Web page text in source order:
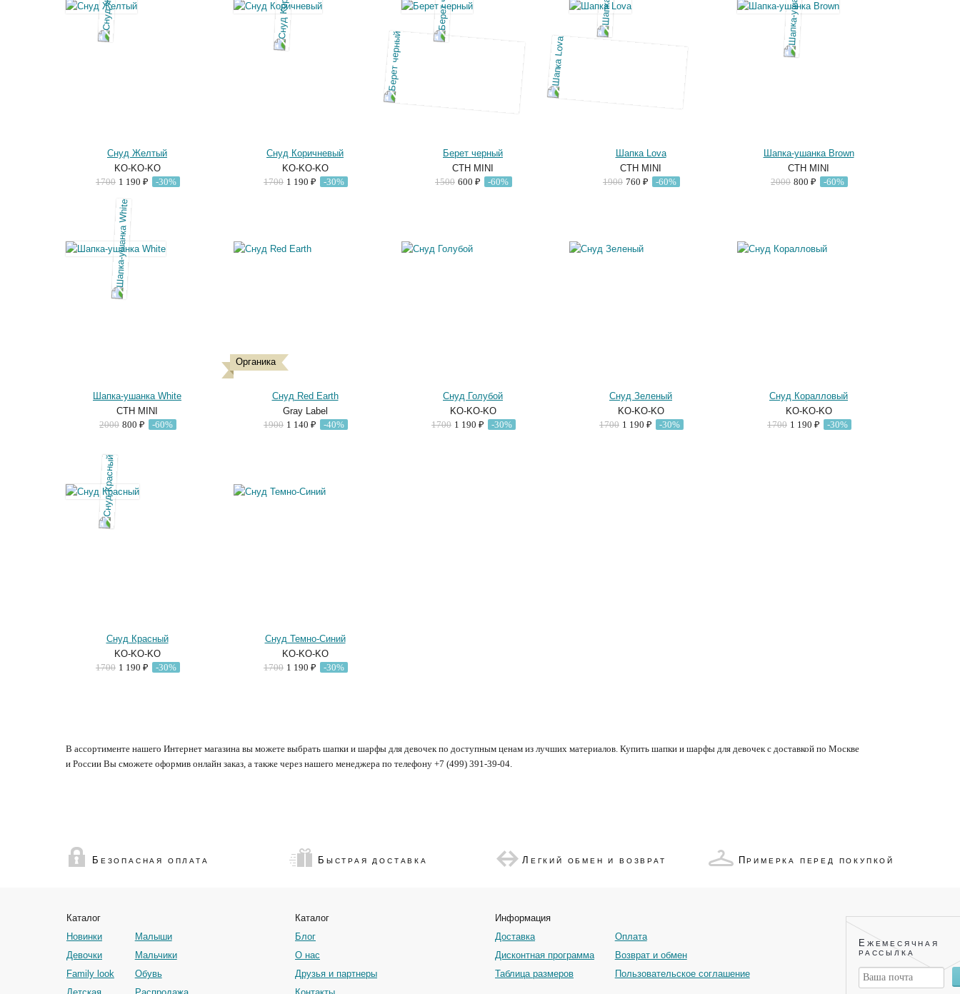
Снуд Желтый
KO-KO-KO
1700 1 190 ₽ -30%
Снуд Коричневый
KO-KO-KO
1700 1 190 ₽ -30%
Берет черный
CTH MINI
1500 600 ₽ -60%
Шапка Lova
CTH MINI
1900 760 ₽ -60%
Шапка-ушанка Brown
CTH MINI
2000 800 ₽ -60%
Шапка-ушанка White
CTH MINI
2000 800 ₽ -60%
Органика
Снуд Red Earth
Gray Label
1900 1 140 ₽ -40%
Снуд Голубой
KO-KO-KO
1700 1 190 ₽ -30%
Снуд Зеленый
KO-KO-KO
1700 1 190 ₽ -30%
Снуд Коралловый
KO-KO-KO
1700 1 190 ₽ -30%
Снуд Красный
KO-KO-KO
1700 1 190 ₽ -30%
Снуд Темно-Синий
KO-KO-KO
1700 1 190 ₽ -30%
В ассортименте нашего Интернет магазина вы можете выбрать шапки и шарфы для девочек по доступным ценам из лучших материалов. Купить шапки и шарфы для девочек с доставкой по Москве
и России Вы сможете оформив онлайн заказ, а также через нашего менеджера по телефону +7 (499) 391-39-04.
Б ЕЗОПАСНАЯ ОПЛАТА Б ЫСТРАЯ ДОСТАВКА Л ЕГКИЙ ОБМЕН И ВОЗВРАТ ПРИМЕРКА ПЕРЕД ПОКУПКОЙ
Е ЖЕМЕСЯЧНАЯ
РАССЫЛКА
Каталог
Новинки
Малыши
Девочки
Мальчики
Family look
Обувь
Каталог
Блог
О нас
Друзья и партнеры
Информация
Доставка
Оплата
Дисконтная программа
Возврат и обмен
Таблица размеров
Пользовательское соглашение